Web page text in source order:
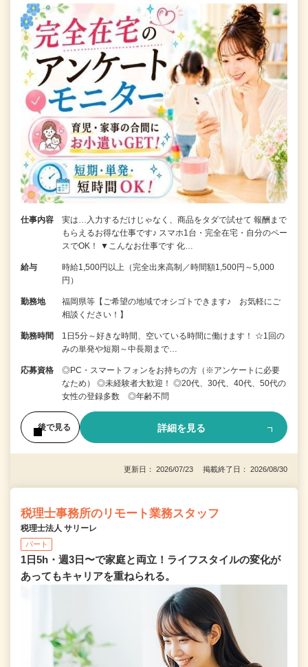
仕事内容
実は…入力するだけじゃなく、商品をタダで試せて 報酬まで
もらえるお得な仕事です♪ スマホ1台・完全在宅・自分のペー
スでOK！ ▼こんなお仕事です 化…
給与
時給1,500円以上（完全出来高制／時間額1,500円～5,000
円）
勤務地
福岡県等【ご希望の地域でオシゴトできます♪ お気軽にご
相談ください！】
勤務時間
1日5分～好きな時間、空いている時間に働けます！ ☆1回の
みの単発や短期～中長期まで…
応募資格
◎PC・スマートフォンをお持ちの方（※アンケートに必要
なため） ◎未経験者大歓迎！ ◎20代、30代、40代、50代の
女性の登録多数 ◎年齢不問
後で見る 詳細を見る
更新日： 2026/07/23 掲載終了日： 2026/08/30
税理士事務所のリモート業務スタッフ
税理士法人 サリーレ
パート
1日5h・週3日〜で家庭と両立！ライフスタイルの変化が
あってもキャリアを重ねられる。